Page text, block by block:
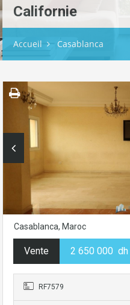
Californie
Accueil Casablanca
Casablanca, Maroc
Vente 2 650 000 dh
RF7579